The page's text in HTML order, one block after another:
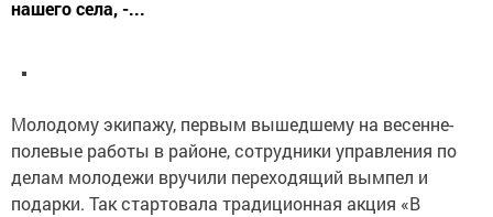
нашего села, -...
Молодому экипажу, первым вышедшему на весенне-
полевые работы в районе, сотрудники управления по
делам молодежи вручили переходящий вымпел и
подарки. Так стартовала традиционная акция «В